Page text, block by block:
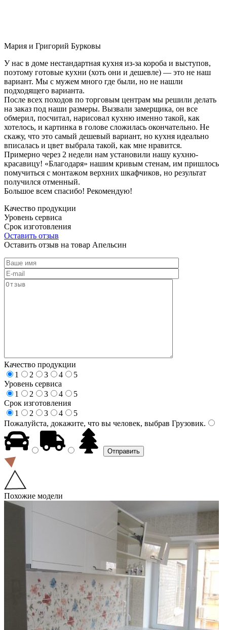
Мария и Григорий Бурковы
У нас в доме нестандартная кухня из-за короба и выступов,
поэтому готовые кухни (хоть они и дешевле) — это не наш
вариант. Мы с мужем много где были, но не нашли
подходящего варианта.
После всех походов по торговым центрам мы решили делать
на заказ под наши размеры. Вызвали замерщика, он все
обмерил, посчитал, нарисовал кухню именно такой, как
хотелось, и картинка в голове сложилась окончательно. Не
скажу, что это самый дешевый вариант, но кухня идеально
вписалась и цвет выбрала такой, как мне нравится.
Примерно через 2 недели нам установили нашу кухню-
красавицу! «Благодаря» нашим кривым стенам, им пришлось
помучиться с монтажом верхних шкафчиков, но результат
получился отменный.
Большое всем спасибо! Рекомендую!
Качество продукции
Уровень сервиса
Срок изготовления
Оставить отзыв
Оставить отзыв на товар Апельсин
Качество продукции
1
2 3 4
5
Уровень сервиса
1
2 3 4
5
Срок изготовления
1
2 3 4
5
Пожалуйста, докажите, что вы человек, выбрав Грузовик.
Похожие модели